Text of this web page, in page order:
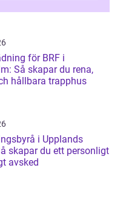
för BRF i
Så skapar du rena,
hållbara trapphus
i Upplands
skapar du ett personligt
avsked